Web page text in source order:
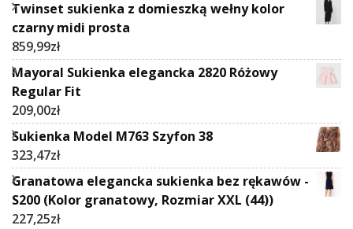
Twinset sukienka z domieszką wełny kolor
czarny midi prosta
859,99zł
Mayoral Sukienka elegancka 2820 Różowy
Regular Fit
209,00zł
Sukienka Model M763 Szyfon 38
323,47zł
Granatowa elegancka sukienka bez rękawów -
S200 (Kolor granatowy, Rozmiar XXL (44))
227,25zł